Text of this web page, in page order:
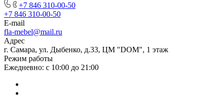
+7 846 310-00-50
+7 846 310-00-50
E-mail
fla-mebel@mail.ru
Адрес
г. Самара, ул. Дыбенко, д.33, ЦМ "DOM", 1 этаж
Режим работы
Ежедневно: с 10:00 до 21:00